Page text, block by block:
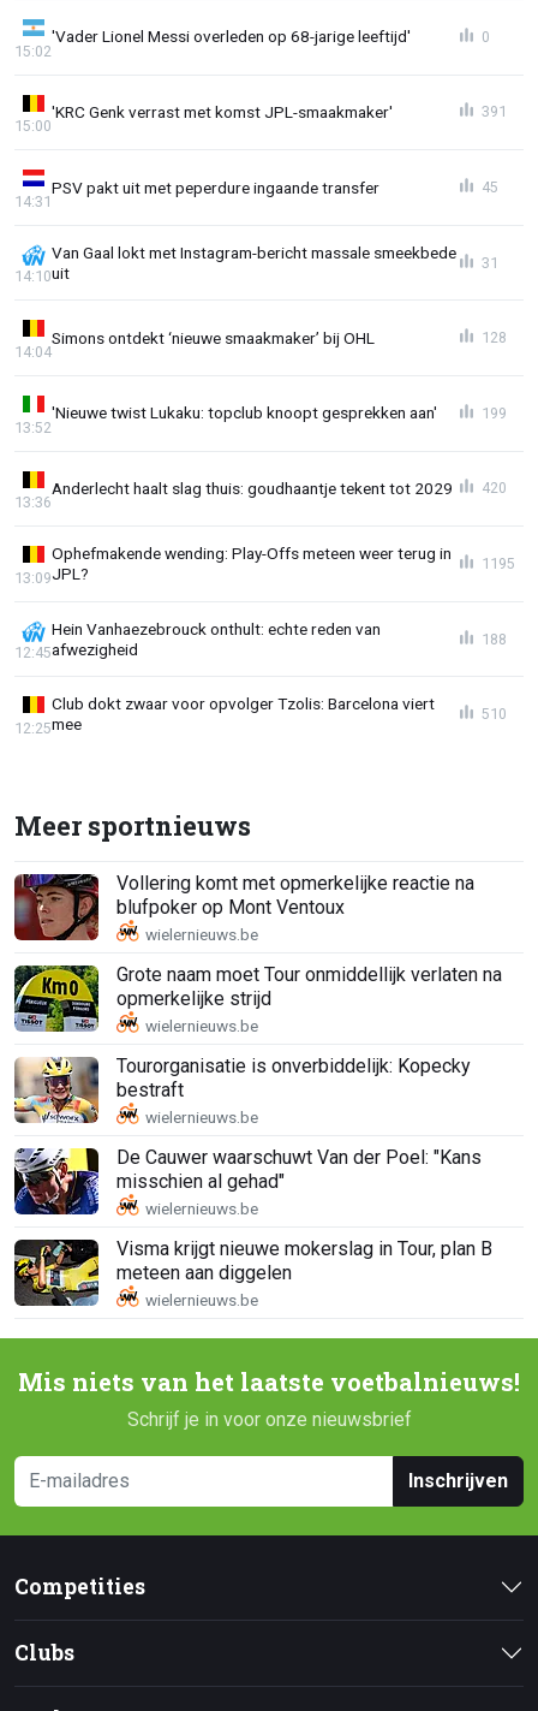
'Vader Lionel Messi overleden op 68-jarige leeftijd'
15:02
0
'KRC Genk verrast met komst JPL-smaakmaker'
15:00
391
PSV pakt uit met peperdure ingaande transfer
14:31
45
Van Gaal lokt met Instagram-bericht massale smeekbede
uit
14:10
31
Simons ontdekt ‘nieuwe smaakmaker’ bij OHL
14:04
128
'Nieuwe twist Lukaku: topclub knoopt gesprekken aan'
13:52
199
Anderlecht haalt slag thuis: goudhaantje tekent tot 2029
13:36
420
Ophefmakende wending: Play-Offs meteen weer terug in
JPL?
13:09
1195
Hein Vanhaezebrouck onthult: echte reden van
afwezigheid
12:45
188
Club dokt zwaar voor opvolger Tzolis: Barcelona viert
mee
12:25
510
Meer sportnieuws
Vollering komt met opmerkelijke reactie na
blufpoker op Mont Ventoux
Grote naam moet Tour onmiddellijk verlaten na
opmerkelijke strijd
Tourorganisatie is onverbiddelijk: Kopecky
bestraft
De Cauwer waarschuwt Van der Poel: "Kans
misschien al gehad"
Visma krijgt nieuwe mokerslag in Tour, plan B
meteen aan diggelen
Mis niets van het laatste voetbalnieuws!
Schrijf je in voor onze nieuwsbrief
Inschrijven
Competities
Clubs